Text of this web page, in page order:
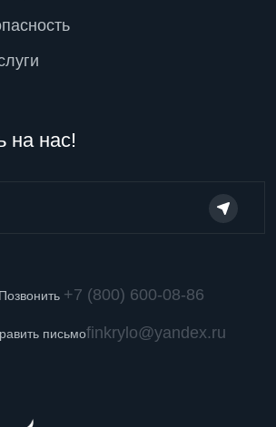
на нас!
Позвонить +7 (800) 600-08-86
письмоfinkrylo@yandex.ru